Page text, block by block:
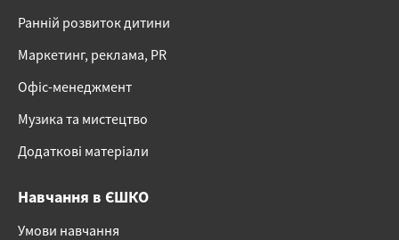
Ранній розвиток дитини
Маркетинг, реклама, PR
Офіс-менеджмент
Музика та мистецтво
Додаткові матеріали
Навчання в ЄШКО
Умови навчання